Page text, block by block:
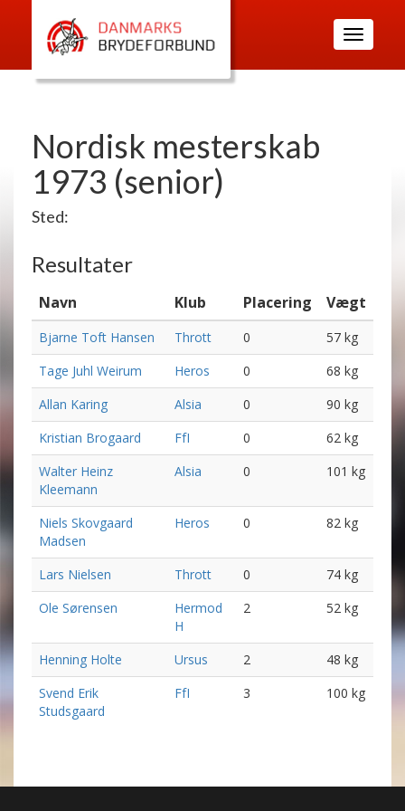
Toggle
navigation
Nordisk mesterskab
1973 (senior)
Sted:
Resultater
Navn Klub Placering Vægt
Bjarne Toft Hansen Thrott 0
57 kg
Tage Juhl Weirum
Heros 0
68 kg
Allan Karing
Alsia 0
90 kg
Kristian Brogaard
FfI 0
62 kg
Walter Heinz
Kleemann
Alsia 0 101 kg
Niels Skovgaard
Madsen
Heros 0 82 kg
Lars Nielsen Thrott 0
74 kg
Ole Sørensen
Hermod
H
2 52 kg
Henning Holte Ursus 2
48 kg
Svend Erik
Studsgaard
FfI 3 100 kg